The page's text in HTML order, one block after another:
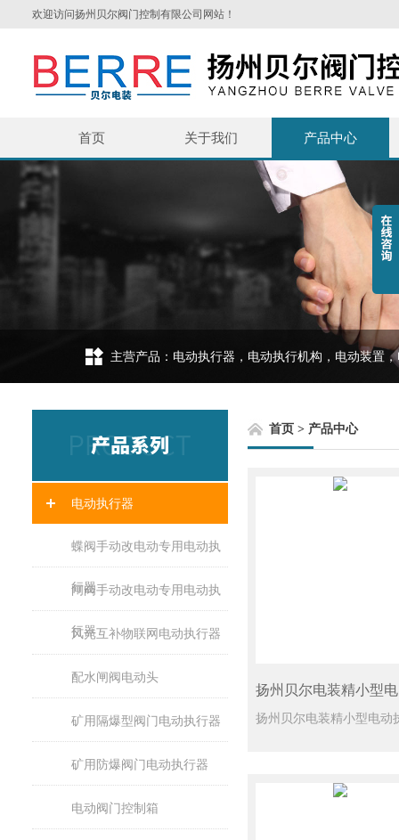
欢迎访问扬州贝尔阀门控制有限公司网站！
首页 关于我们 产品中心
主营产品：电动执行器，电动执行机构，电动装置
电动执行器
蝶阀手动改电动专用电动执
行器
闸阀手动改电动专用电动执
行器
风光互补物联网电动执行器
配水闸阀电动头
矿用隔爆型阀门电动执行器
矿用防爆阀门电动执行器
电动阀门控制箱
首页> 产品中心